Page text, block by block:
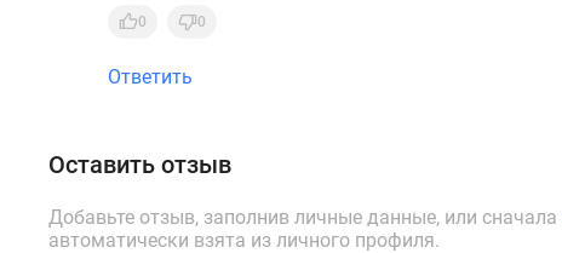
0 0
Ответить
Оставить отзыв
Добавьте отзыв, заполнив личные данные, или сначала
автоматически взята из личного профиля.